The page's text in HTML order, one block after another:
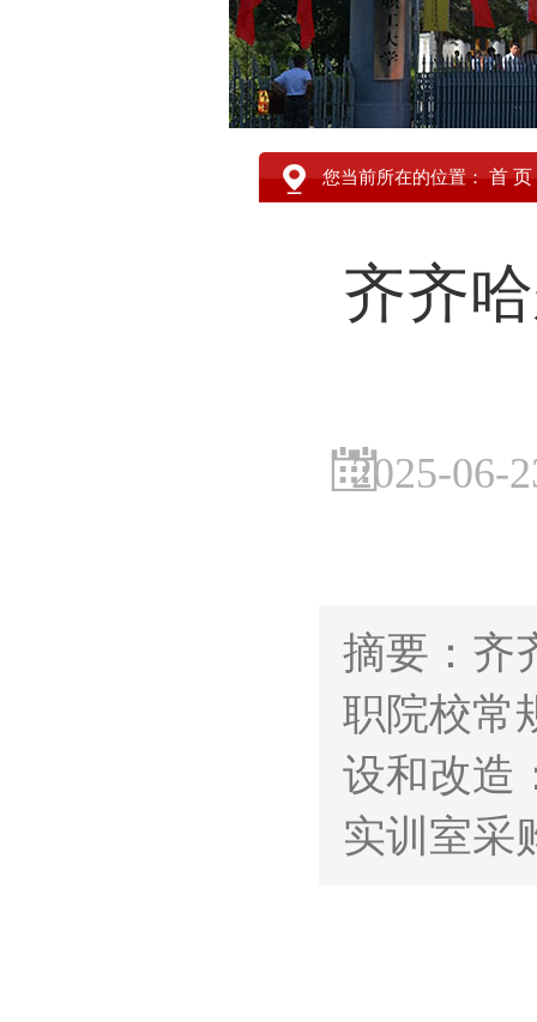
您当前所在的位置：首 页
齐齐
2025-06-
摘要：齐
职院校常
设和改造
实训室采